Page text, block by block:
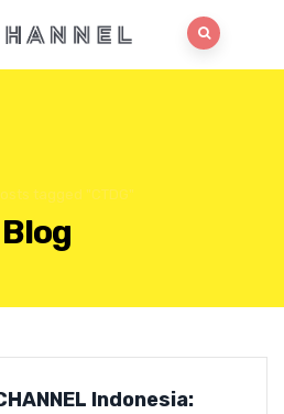
tagged "CTDG"
Blog
Indonesia: